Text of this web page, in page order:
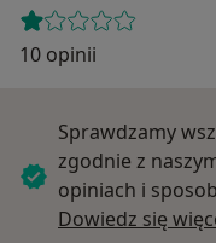
10 opinii
Sprawdzamy
zgodnie z
opiniach i
Dowiedz się